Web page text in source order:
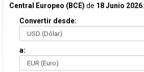
Central Europeo (BCE) de 18 Junio 2026:
Convertir desde:
a: